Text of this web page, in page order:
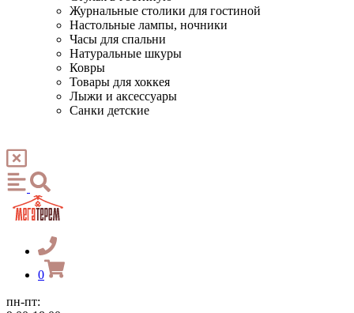
Журнальные столики для гостиной
Настольные лампы, ночники
Часы для спальни
Натуральные шкуры
Ковры
Товары для хоккея
Лыжи и аксессуары
Санки детские
0
пн-пт: